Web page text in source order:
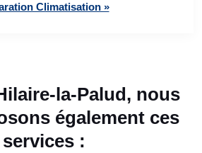
Climatisation »
la-Palud, nous
également ces
services :